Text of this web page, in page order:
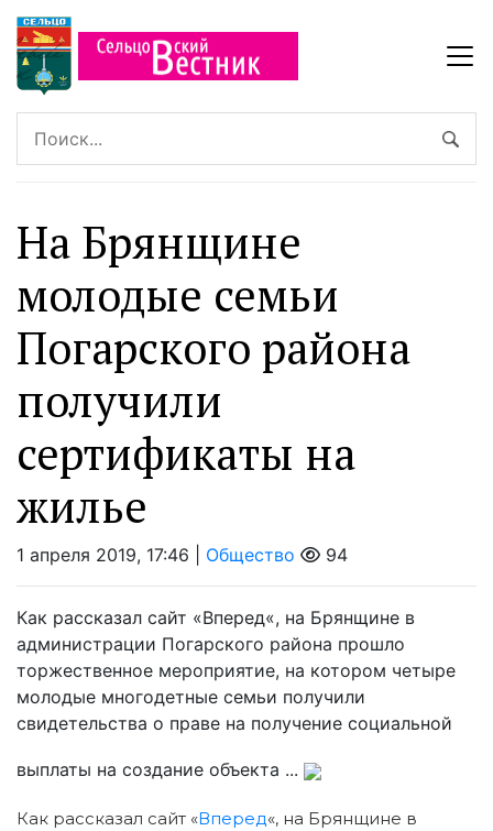
На Брянщине
молодые семьи
Погарского района
получили
сертификаты на
жилье
1 апреля 2019, 17:46 | Общество 94
Как рассказал сайт «Вперед«, на Брянщине в
администрации Погарского района прошло
торжественное мероприятие, на котором четыре
молодые многодетные семьи получили
свидетельства о праве на получение социальной
выплаты на создание объекта ...
Как рассказал сайт «Вперед«, на Брянщине в